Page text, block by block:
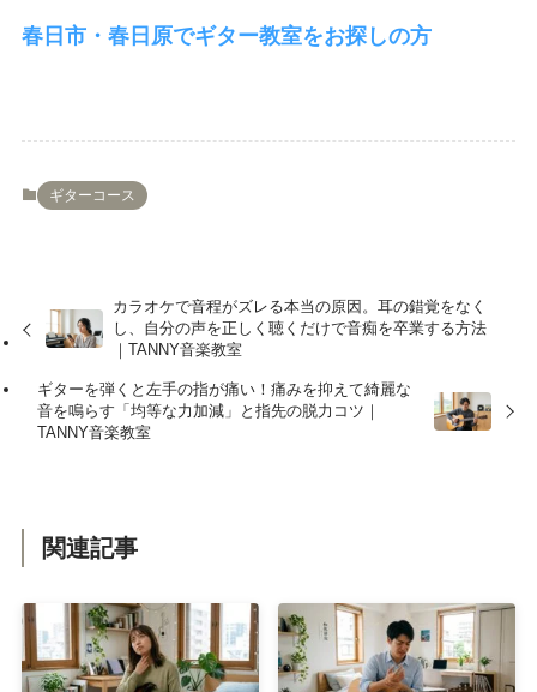
春日市・春日原でギター教室をお探しの方
ギターコース
カラオケで音程がズレる本当の原因。耳の錯覚をなく
し、自分の声を正しく聴くだけで音痴を卒業する方法
｜TANNY音楽教室
ギターを弾くと左手の指が痛い！痛みを抑えて綺麗な
音を鳴らす「均等な力加減」と指先の脱力コツ｜
TANNY音楽教室
関連記事